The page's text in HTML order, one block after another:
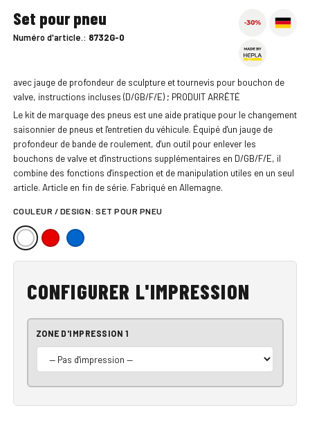
Set pour pneu
Numéro d'article.: 8732G-0
avec jauge de profondeur de sculpture et tournevis pour bouchon de
valve, instructions incluses (D/GB/F/E) ; PRODUIT ARRÊTÉ
Le kit de marquage des pneus est une aide pratique pour le changement
saisonnier de pneus et l'entretien du véhicule. Équipé d'un jauge de
profondeur de bande de roulement, d'un outil pour enlever les
bouchons de valve et d'instructions supplémentaires en D/GB/F/E, il
combine des fonctions d'inspection et de manipulation utiles en un seul
article. Article en fin de série. Fabriqué en Allemagne.
COULEUR / DESIGN:SET POUR PNEU
CONFIGURER L'IMPRESSION
ZONE D'IMPRESSION 1